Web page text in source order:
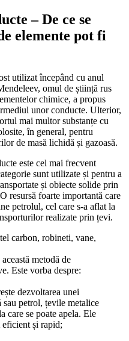
– De ce se
elemente pot fi
utilizat începând cu anul
omul de știință rus
chimice, a propus
unor conducte. Ulterior,
mai multor substanțe cu
în general, pentru
de masă lichidă și gazoasă.
este cel mai frecvent
sunt utilizate și pentru a
și obiecte solide prin
resursă foarte importantă care
petrolul, cel care s-a aflat la
realizate prin țevi.
metodă de
Este vorba despre:
dezvoltarea unei
sau petrol, țevile metalice
care se poate apela. Ele
și rapid;